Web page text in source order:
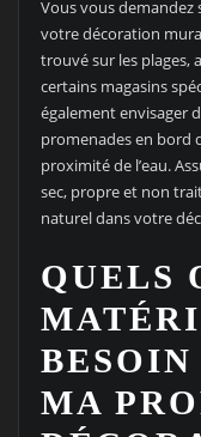
Vous vous
votre décoration
trouvé sur les plages,
certains magasins
également envisager
promenades en bord
proximité de l’eau.
sec, propre et non
naturel dans votre
QUELS
BESOIN
MA